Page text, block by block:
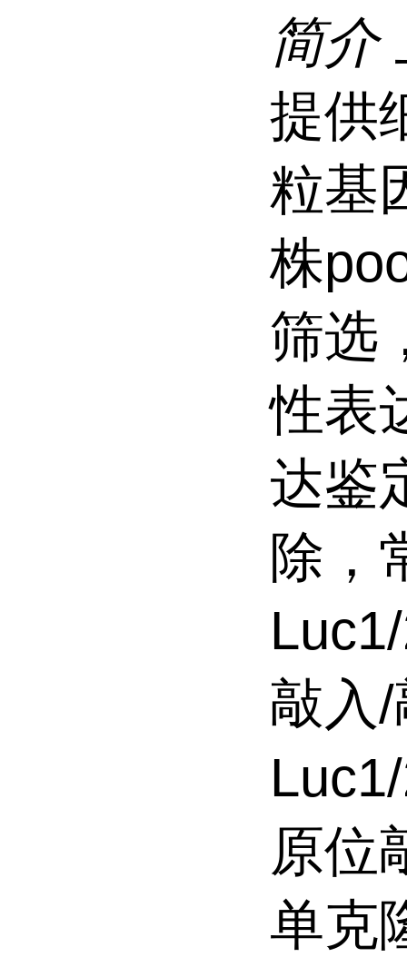
简介
提供
粒基
株
筛选
性表
达鉴
除，
敲入
原位
单克